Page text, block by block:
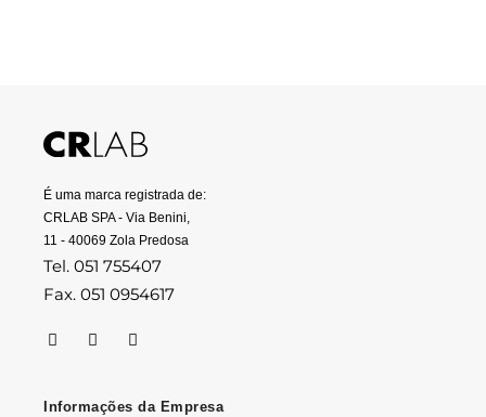
É uma marca registrada de:
CRLAB SPA - Via Benini,
11 - 40069 Zola Predosa
Tel. 051 755407
Fax. 051 0954617
Informações da Empresa